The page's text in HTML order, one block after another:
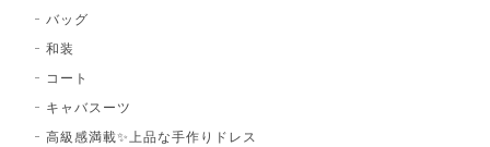
バッグ
和装
コート
キャバスーツ
高級感満載✨上品な手作りドレス